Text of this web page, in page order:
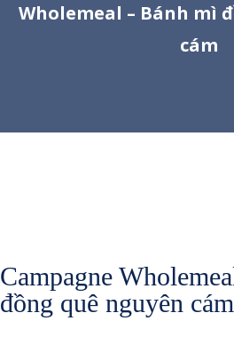
Wholemeal – Bánh mì
cám
Campagne
đồng quê nguyên cám